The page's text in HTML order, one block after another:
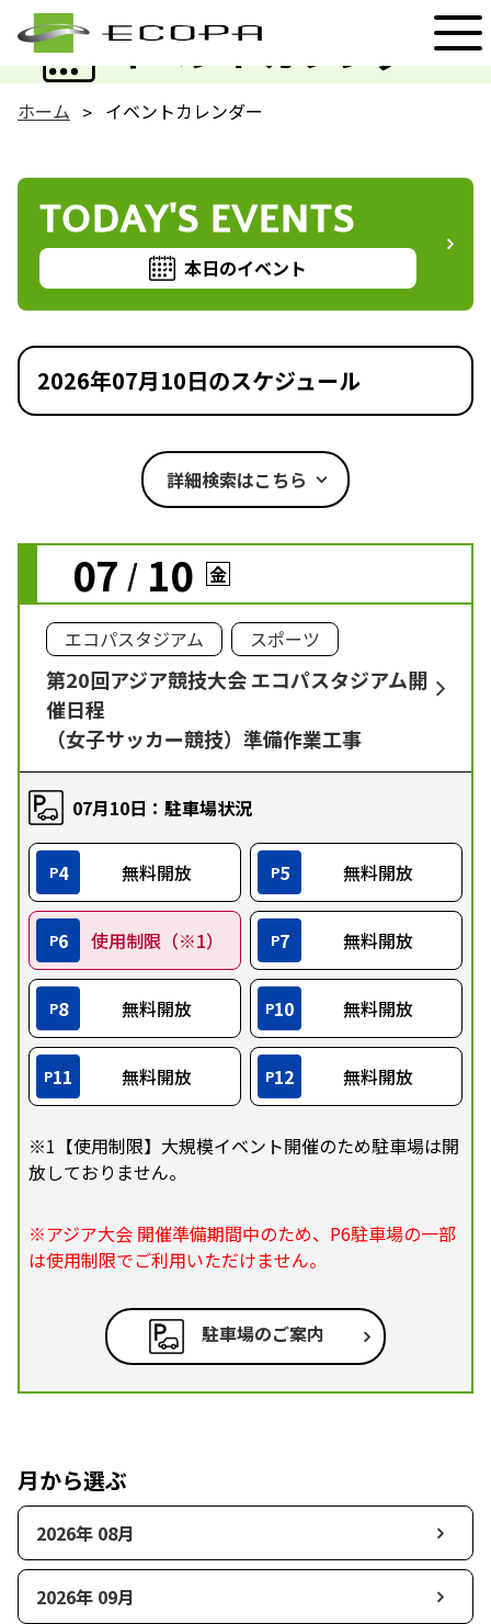
イベントカレンダー
EVENT
ホーム イベントカレンダー
TODAY'S EVENTS
本日のイベント
2026年07月10日のスケジュール
詳細検索はこちら
07 / 10 金
エコパスタジアム スポーツ
第20回アジア競技大会 エコパスタジアム開
催日程
（女子サッカー競技）準備作業工事
07月10日：駐車場状況
P4 無料開放 P5 無料開放
P6 使用制限（※1） P7 無料開放
P8 無料開放 P10 無料開放
P11 無料開放 P12 無料開放
※1【使用制限】大規模イベント開催のため駐車場は開
放しておりません。
※アジア大会 開催準備期間中のため、P6駐車場の一部
は使用制限でご利用いただけません。
駐車場のご案内
月から選ぶ
2026年 08月
2026年 09月